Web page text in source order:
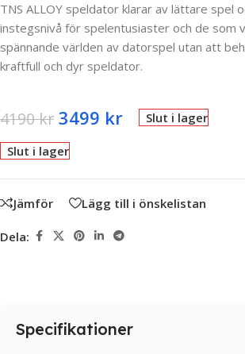
TNS ALLOY speldator klarar av lättare spel
instegsnivå för spelentusiaster och de som
spännande världen av datorspel utan att
kraftfull och dyr speldator.
4190kr 3499 kr Slut i lager
Slut i lager
Jämför Lägg till i önskelistan
Dela:
Specifikationer